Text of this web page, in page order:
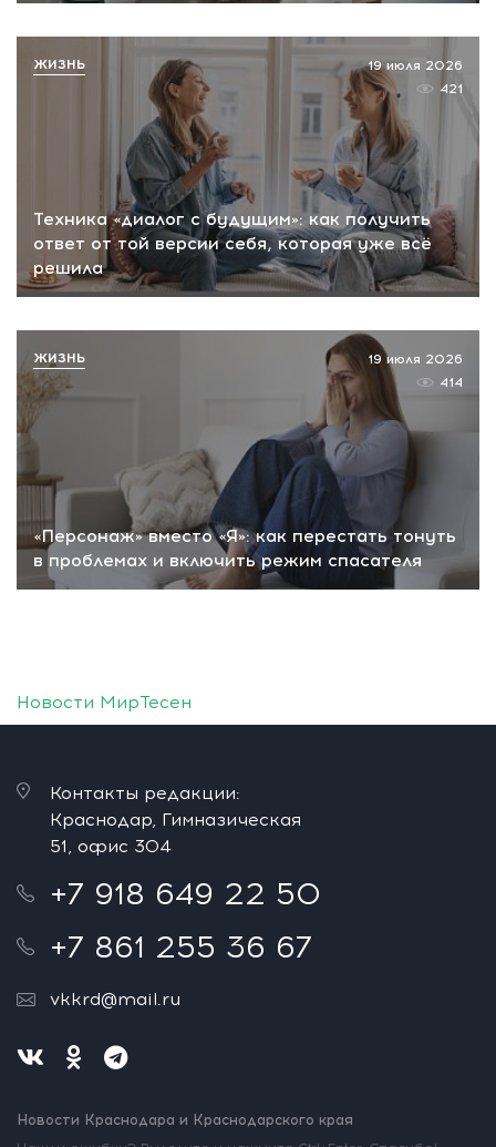
Техника «диалог с будущим»: как получить
ответ от той версии себя, которая уже всё
решила
19 июля 2026
421
ЖИЗНЬ
«Персонаж» вместо «Я»: как перестать тонуть
в проблемах и включить режим спасателя
19 июля 2026
414
ЖИЗНЬ
Новости МирТесен
Контакты редакции:
Краснодар, Гимназическая
51, офис 304
+7 918 649 22 50
+7 861 255 36 67
vkkrd@mail.ru
Новости Краснодара и Краснодарского края